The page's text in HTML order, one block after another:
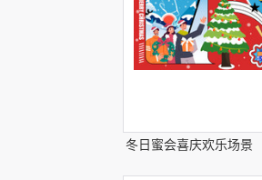
冬日蜜会喜庆欢乐场景